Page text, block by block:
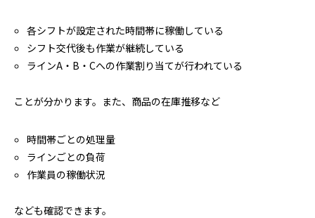
各シフトが設定された時間帯に稼働している
シフト交代後も作業が継続している
ラインA・B・Cへの作業割り当てが行われている
ことが分かります。また、商品の在庫推移など
時間帯ごとの処理量
ラインごとの負荷
作業員の稼働状況
なども確認できます。